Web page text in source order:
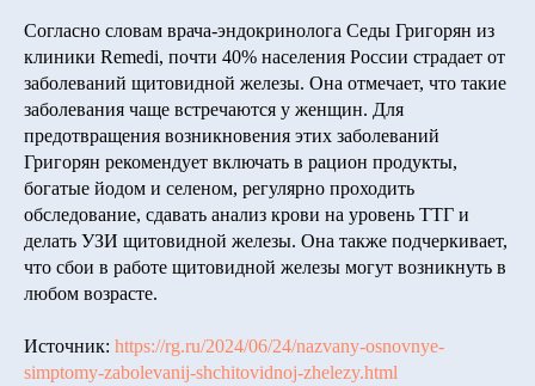
Согласно словам врача-эндокринолога Седы Григорян из
клиники Remedi, почти 40% населения России страдает от
заболеваний щитовидной железы. Она отмечает, что такие
заболевания чаще встречаются у женщин. Для
предотвращения возникновения этих заболеваний
Григорян рекомендует включать в рацион продукты,
богатые йодом и селеном, регулярно проходить
обследование, сдавать анализ крови на уровень ТТГ и
делать УЗИ щитовидной железы. Она также подчеркивает,
что сбои в работе щитовидной железы могут возникнуть в
любом возрасте.
Источник: https://rg.ru/2024/06/24/nazvany-osnovnye-
simptomy-zabolevanij-shchitovidnoj-zhelezy.html